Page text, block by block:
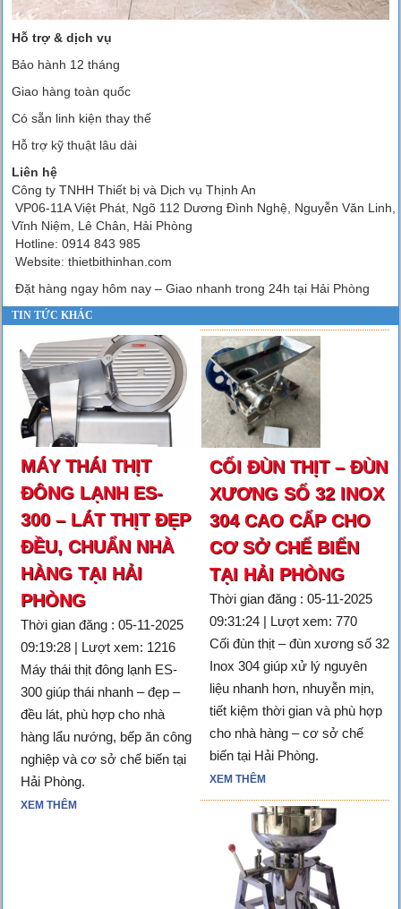
Hỗ trợ & dịch vụ
Bảo hành 12 tháng
Giao hàng toàn quốc
Có sẵn linh kiện thay thế
Hỗ trợ kỹ thuật lâu dài
Liên hệ
Công ty TNHH Thiết bị và Dịch vụ Thịnh An
VP06-11A Việt Phát, Ngõ 112 Dương Đình Nghệ, Nguyễn Văn Linh,
Vĩnh Niệm, Lê Chân, Hải Phòng
Hotline: 0914 843 985
Website: thietbithinhan.com
Đặt hàng ngay hôm nay – Giao nhanh trong 24h tại Hải Phòng
TIN TỨC KHÁC
MÁY THÁI THỊT
ĐÔNG LẠNH ES-
300 – LÁT THỊT ĐẸP
ĐỀU, CHUẨN NHÀ
HÀNG TẠI HẢI
PHÒNG
Thời gian đăng : 05-11-2025
09:19:28 | Lượt xem: 1216
Máy thái thịt đông lạnh ES-
300 giúp thái nhanh – đẹp –
đều lát, phù hợp cho nhà
hàng lẩu nướng, bếp ăn công
nghiệp và cơ sở chế biến tại
Hải Phòng.
XEM THÊM
CỐI ĐÙN THỊT – ĐÙN
XƯƠNG SỐ 32 INOX
304 CAO CẤP CHO
CƠ SỞ CHẾ BIẾN
TẠI HẢI PHÒNG
Thời gian đăng : 05-11-2025
09:31:24 | Lượt xem: 770
Cối đùn thịt – đùn xương số 32
Inox 304 giúp xử lý nguyên
liệu nhanh hơn, nhuyễn mịn,
tiết kiệm thời gian và phù hợp
cho nhà hàng – cơ sở chế
biến tại Hải Phòng.
XEM THÊM